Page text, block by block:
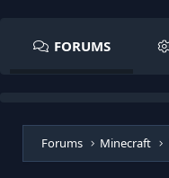
FORUMS
Forums Minecraft